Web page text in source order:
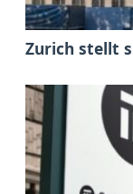
Zurich stellt